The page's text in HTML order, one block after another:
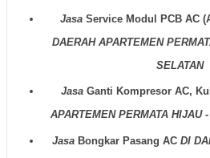
Jasa Service Modul PCB AC
DAERAH APARTEMEN
SELATAN
Jasa Ganti Kompresor AC,
APARTEMEN PERMATA HIJAU
JasaBongkar Pasang AC DI